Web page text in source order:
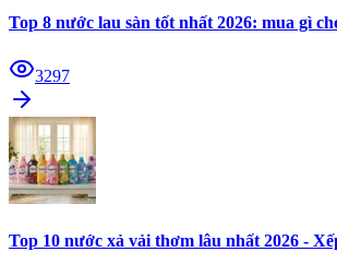
Top 8 nước lau sàn tốt nhất 2026: mua gì
3297
Top 10 nước xả vải thơm lâu nhất 2026 -